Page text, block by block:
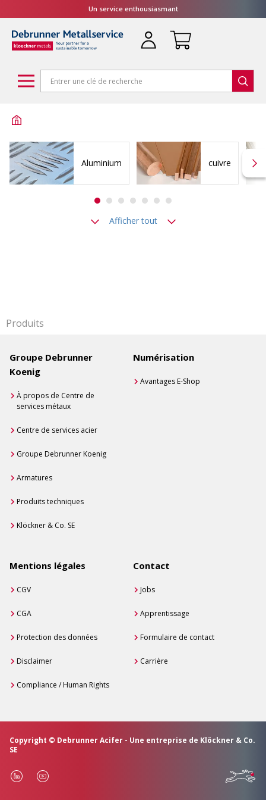
Un service enthousiasmant
Aluminium cuivre
Afficher tout
Produits
Groupe Debrunner
Koenig
À propos de Centre de
services métaux
Centre de services acier
Groupe Debrunner Koenig
Armatures
Produits techniques
Klöckner & Co. SE
Numérisation
Avantages E-Shop
Mentions légales
CGV
CGA
Protection des données
Disclaimer
Compliance / Human Rights
Contact
Jobs
Apprentissage
Formulaire de contact
Carrière
Copyright © Debrunner Acifer - Une entreprise de Klöckner & Co.
SE